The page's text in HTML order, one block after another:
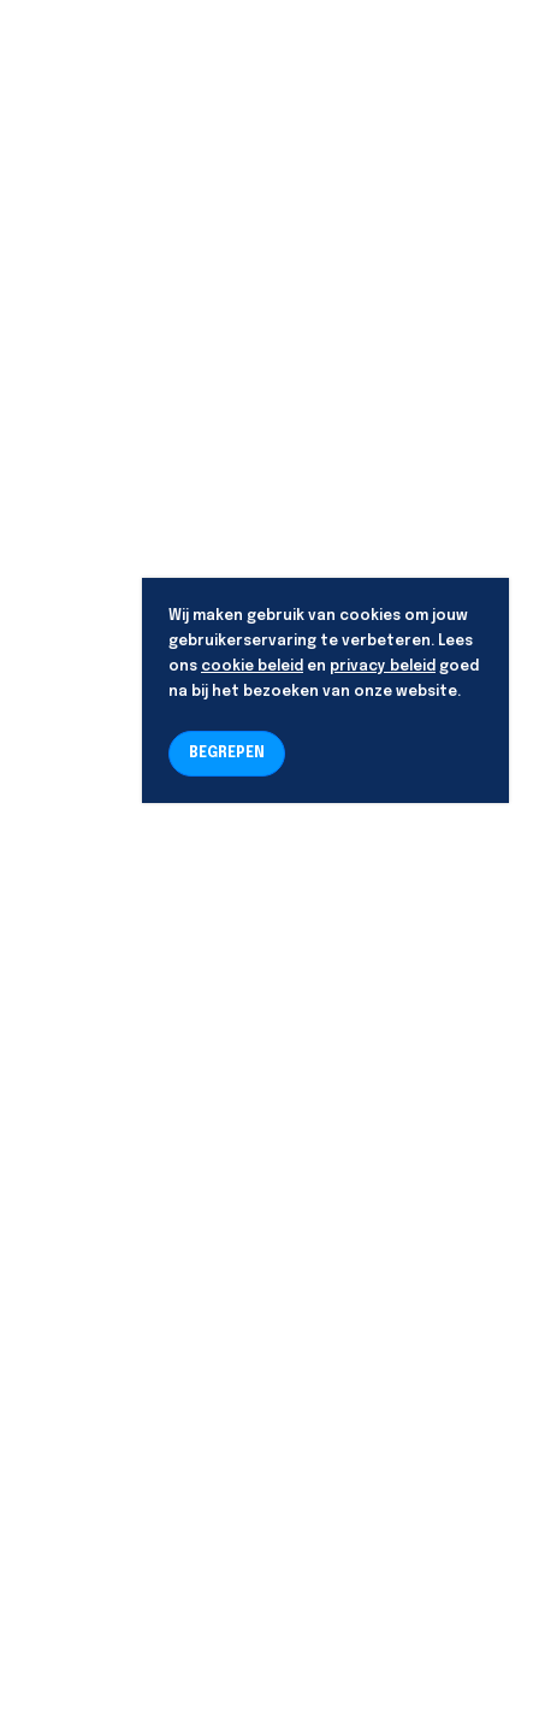
Wij maken gebruik van cookies om jouw
gebruikerservaring te verbeteren. Lees
ons cookie beleid en privacy beleid goed
na bij het bezoeken van onze website.
BEGREPEN